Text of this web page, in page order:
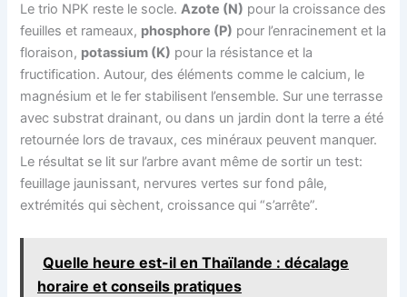
Le trio NPK reste le socle.Azote (N) pour la croissance des
feuilles et rameaux, phosphore (P) pour l’enracinement et la
floraison, potassium (K) pour la résistance et la
fructification. Autour, des éléments comme le calcium, le
magnésium et le fer stabilisent l’ensemble. Sur une terrasse
avec substrat drainant, ou dans un jardin dont la terre a été
retournée lors de travaux, ces minéraux peuvent manquer.
Le résultat se lit sur l’arbre avant même de sortir un test:
feuillage jaunissant, nervures vertes sur fond pâle,
extrémités qui sèchent, croissance qui “s’arrête”.
Quelle heure est-il en Thaïlande : décalage
horaire et conseils pratiques